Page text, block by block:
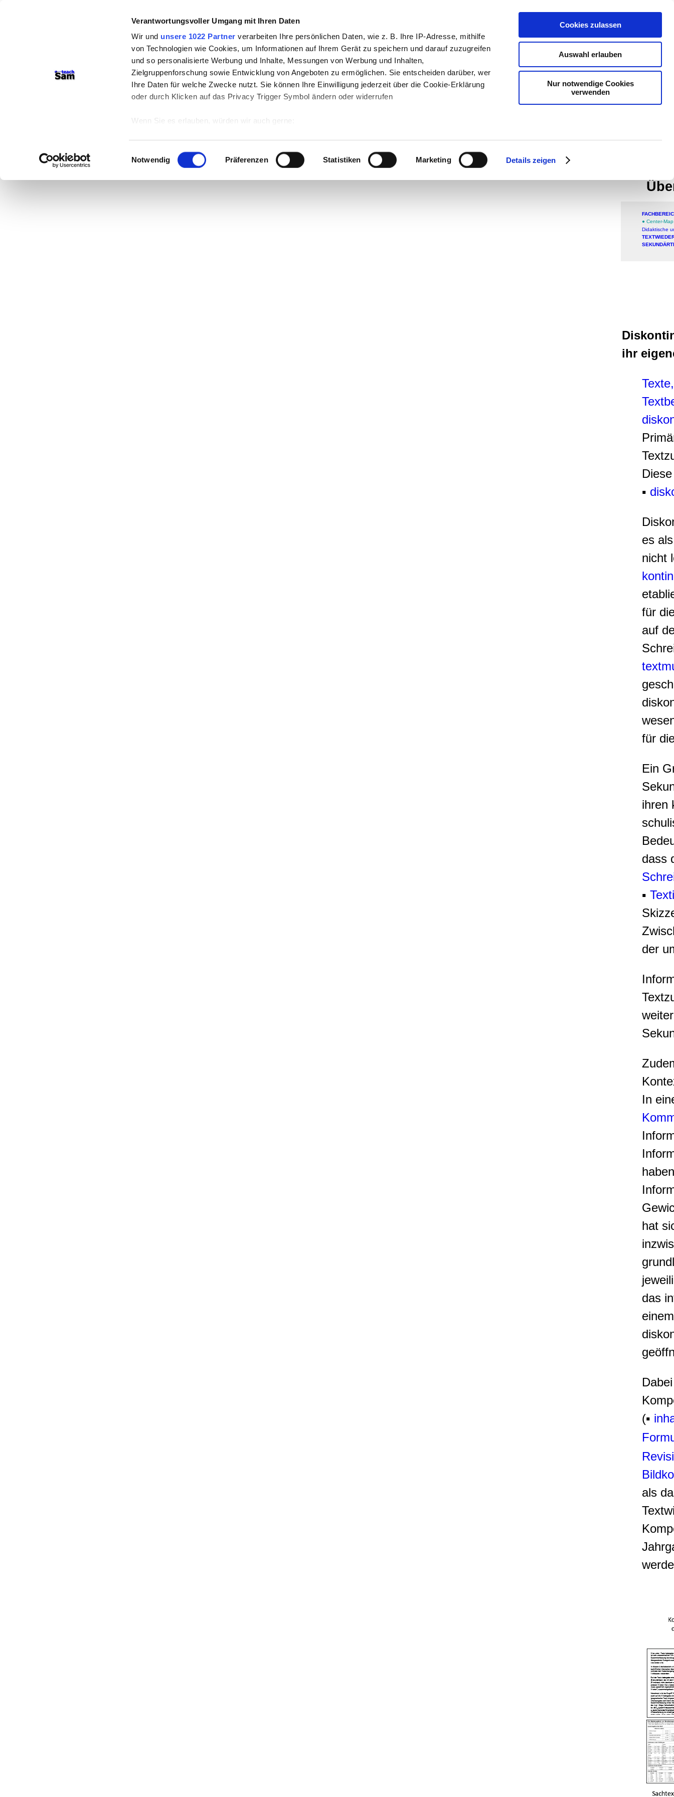
Verantwortungsvoller Umgang mit Ihren Daten
Wir und unsere 1022 Partner verarbeiten Ihre persönlichen Daten, wie z. B. Ihre IP-Adresse, mithilfe
von Technologien wie Cookies, um Informationen auf Ihrem Gerät zu speichern und darauf zuzugreifen
und so personalisierte Werbung und Inhalte, Messungen von Werbung und Inhalten,
Zielgruppenforschung sowie Entwicklung von Angeboten zu ermöglichen. Sie entscheiden darüber, wer
Ihre Daten für welche Zwecke nutzt. Sie können Ihre Einwilligung jederzeit über die Cookie-Erklärung
oder durch Klicken auf das Privacy Trigger Symbol ändern oder widerrufen
Wenn Sie es erlauben, würden wir auch gerne:
Ihr Gerät durch aktives Scannen nach bestimmten Merkmalen (Fingerprinting) identifizieren
Erfahren Sie mehr darüber, wie Ihre persönlichen Daten verarbeitet werden, und legen Sie Ihre
Präferenzen imAbschnitt Einzelheitenfest.
Einwilligungsauswahl
Notwendig Präferenzen Statistiken Marketing Details zeigen
Cookies zulassen
Auswahl erlauben
Nur notwendige Cookies
verwenden
-
● Center-Map
Didaktische
ihr
▪
es
nicht
für
auf
für
Ein
ihren
dass
▪
der
In
hat
das
(▪
als